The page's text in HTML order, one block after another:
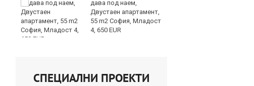
дава под наем,
Двустаен апартамент,
55 m2 София, Младост
4, 650 EUR
СПЕЦИАЛНИ ПРОЕКТИ